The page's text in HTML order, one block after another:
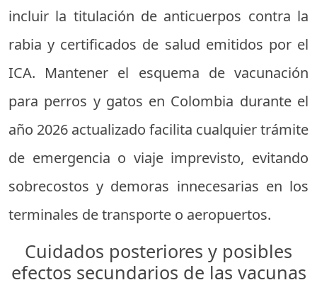
incluir la titulación de anticuerpos contra la
rabia y certificados de salud emitidos por el
ICA. Mantener el esquema de vacunación
para perros y gatos en Colombia durante el
año 2026 actualizado facilita cualquier trámite
de emergencia o viaje imprevisto, evitando
sobrecostos y demoras innecesarias en los
terminales de transporte o aeropuertos.
Cuidados posteriores y posibles
efectos secundarios de las vacunas